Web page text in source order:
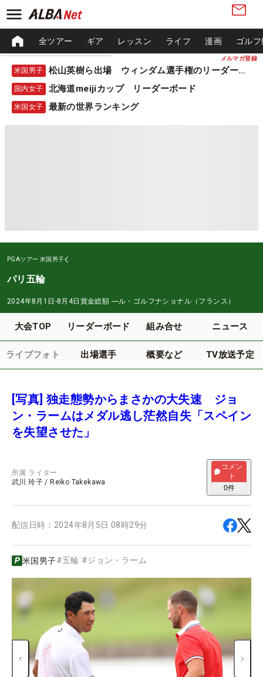
メルマガ登録
全ツアー ギア レッスン ライフ 漫画 ゴル
米国男子 松山英樹ら出場 ウィンダム選手権のリーダーボード
国内女子 北海道meijiカップ リーダーボード
米国女子 最新の世界ランキング
PGAツアー 米国男子
パリ五輪
2024年8月1日-8月4日 賞金総額 ―ル・ゴルフナショナル（フランス）
大会TOP リーダーボード 組み合せ ニュース
ライブフォト 出場選手 概要など TV放送予定
[写真] 独走態勢からまさかの大失速 ジョ
ン・ラームはメダル逃し茫然自失「スペイン
を失望させた」
所属 ライター
武川 玲子 / Reiko Takekawa
コメン
ト
0件
配信日時： 2024年8月5日 08時29分
米国男子#五輪 #ジョン・ラーム